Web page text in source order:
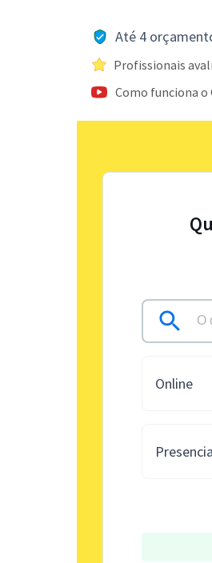
Até 4
Profissionais
Como funciona o
Online